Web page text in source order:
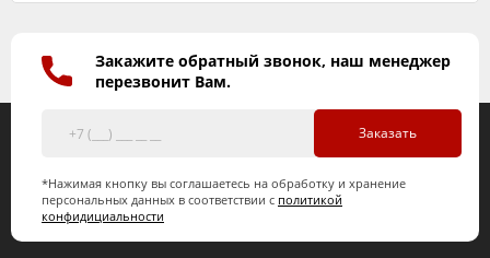
Закажите обратный звонок, наш менеджер
перезвонит Вам.
Заказать
*Нажимая кнопку вы соглашаетесь на обработку и хранение
персональных данных в соответствии с политикой
конфидициальности